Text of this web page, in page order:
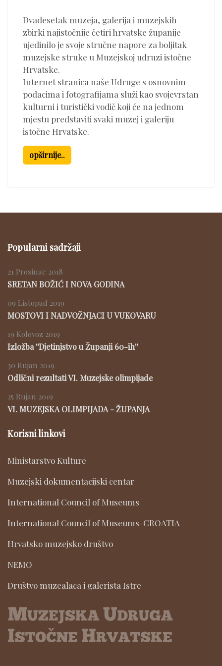
Dvadesetak muzeja, galerija i muzejskih
zbirki najistočnije četiri hrvatske županije
ujedinilo je svoje stručne napore za boljitak
muzejske struke u Muzejskoj udruzi istočne
Hrvatske.
Internet stranica naše Udruge s osnovnim
podacima i fotografijama služi kao svojevrstan
kulturni i turistički vodič koji će na jednom
mjestu predstaviti svaki muzej i galeriju
istočne Hrvatske.
opširnije..
Popularni sadržaji
21 Prosinac 2018
SRETAN BOŽIĆ I NOVA GODINA
09 Listopad 2019
MOSTOVI I NADVOŽNJACI U VUKOVARU
19 Kolovoz 2019
Izložba ''Djetinjstvo u Županji 60-ih''
30 Rujan 2019
Odlični rezultati VI. Muzejske olimpijade
25 Rujan 2019
VI. MUZEJSKA OLIMPIJADA - ŽUPANJA
Korisni linkovi
Ministarstvo Kulture
Muzejski dokumentacijski centar
International Council of Museums
International Council of Museums-CROATIA
Hrvatsko muzejsko društvo
NEMO
Društvo muzealaca i galerista Istre